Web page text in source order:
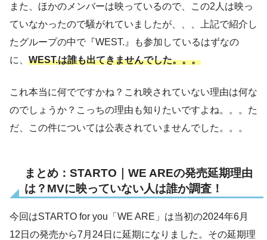
また、ほかのメンバーは映っているので、この2人は映っ
ていなかったので騒がれていましたが、、、上記で紹介し
たグループの中で『WEST.』も参加しているはずなの
に、 WEST.は誰も出てきませんでした。。。
これ本当に何でですかね？これ映されていない理由は何な
のでしょうか？こっちの理由も知りたいですよね。。。た
だ、この件については公表されていませんでした。。。
まとめ：STARTO｜WE AREの発売延期理由
は？MVに映っていない人は誰か調査！
今回はSTARTO for you「WE ARE」は当初の2024年6月
12日の発売から7月24日に延期になりました。その延期理